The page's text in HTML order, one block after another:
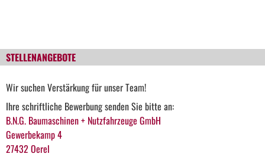
STELLENANGEBOTE
Wir suchen Verstärkung für unser Team!
Ihre schriftliche Bewerbung senden Sie bitte an:
B.N.G. Baumaschinen + Nutzfahrzeuge GmbH
Gewerbekamp 4
27432 Oerel